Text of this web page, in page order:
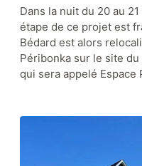
Dans la nuit du 20 au
étape de ce projet est
Bédard est alors
Péribonka sur le site
qui sera appelé Espace